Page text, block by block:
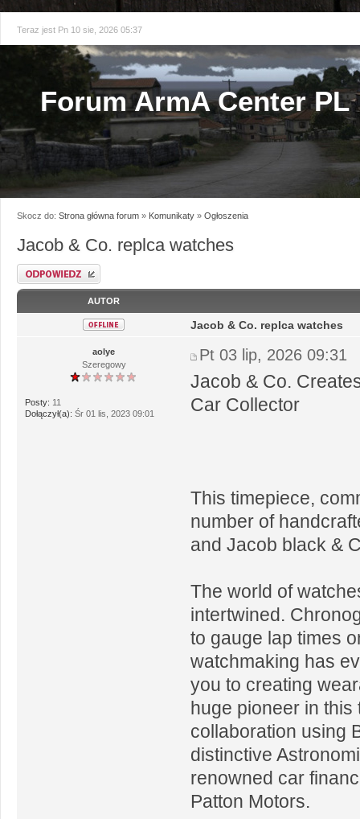
Teraz jest Pn 10 sie, 2026 05:37
Forum ArmA Center PL
Skocz do: Strona główna forum » Komunikaty » Ogłoszenia
Jacob & Co. replca watches
Odpowiedz
AUTOR
aolye
Szeregowy
Posty: 11
Dołączył(a): Śr 01 lis, 2023 09:01
Jacob & Co. replca watches
Pt 03 lip, 2026 09:31
Jacob & Co.
Car Collector
This timepiece,
number of
and Jacob black &
The world of
intertwined.
to gauge lap times
watchmaking has
you to creating
huge pioneer in
collaboration using
distinctive
renowned car
Patton Motors.